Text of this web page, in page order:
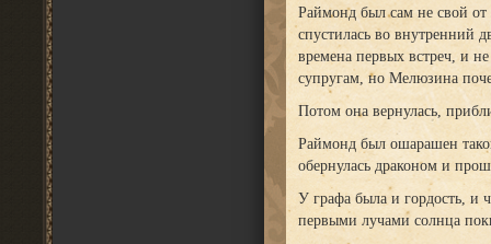
Раймонд был сам не свой
спустилась во внутренний
времена первых встреч, и
супругам, но Мелюзина
Потом она вернулась,
Раймонд был ошарашен
обернулась драконом и
У графа была и гордость, и
первыми лучами солнца